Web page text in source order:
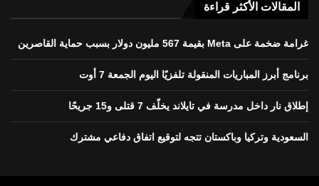
المقالات الأكثر قراءة
غرامة ضخمة على Meta بقيمة 567 مليون دولار بسبب حماية القاصرين
برنامج أبرز المباريات المنقولة تلفزيًا اليوم الجمعة 7 أوت
إطلاق نار داخل مدرسة في تايلاند يخلّف 7 قتلى و15 جريحًا
السعودية وتركيا وباكستان تتجه لتوقيع اتفاق دفاعي مشترك